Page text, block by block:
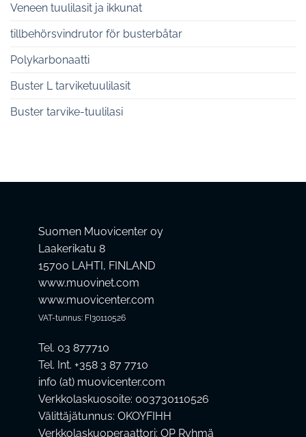
Veneen tuulilasit ja ikkunat
tillbehörsvindrutor för busterbåtar
Polykarbonaatti
Buster L tarviketuulilasit
Buster tarvike-tuulilasi
Suomen Muovicenter oy
Laakerikatu 8
15700 LAHTI, FINLAND
www.muovinet.com
www.muovicenter.com
VAT-tunnus: FI30110526
Tel. 03 877710
Tel. Int. +358 3 87 7710
info (at) muovicenter.com
Verkkolaskuosoite: 003730110526
Välittäjätunnus: OKOYFIHH
Verkkolaskuoperaattori: OP Ryhmä